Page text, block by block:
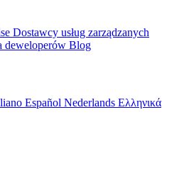
Dostawcy usług zarządzanych
deweloperów Blog
Español Nederlands Ελληνικά